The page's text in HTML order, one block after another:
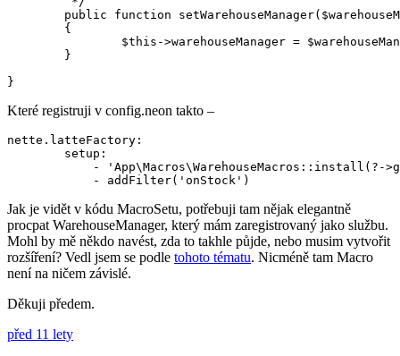
public function
        {
$this->warehouseManager =
        }
Které registruji v config.neon takto –
nette.latteFactory:
        setup:
- 'App\Macros\WarehouseMacros::install(?-
Jak je vidět v kódu MacroSetu, potřebuji tam nějak elegantně
procpat WarehouseManager, který mám zaregistrovaný jako službu.
Mohl by mě někdo navést, zda to takhle půjde, nebo musim vytvořit
rozšíření? Vedl jsem se podle tohoto tématu. Nicméně tam Macro
není na ničem závislé.
Děkuji předem.
před 11 lety